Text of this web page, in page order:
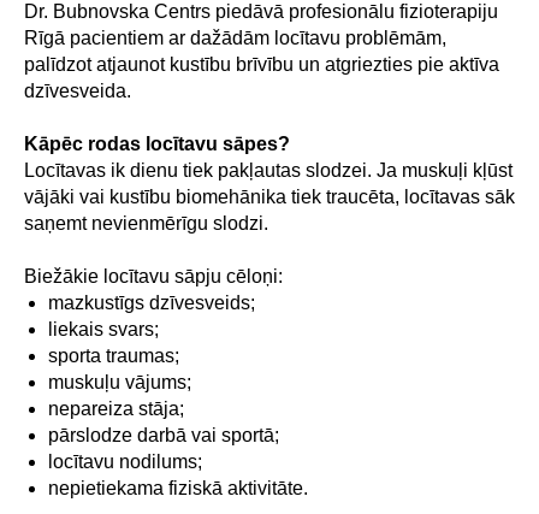
Dr. Bubnovska Centrs piedāvā profesionālu fizioterapiju
Rīgā pacientiem ar dažādām locītavu problēmām,
palīdzot atjaunot kustību brīvību un atgriezties pie aktīva
dzīvesveida.
Kāpēc rodas locītavu sāpes?
Locītavas ik dienu tiek pakļautas slodzei. Ja muskuļi kļūst
vājāki vai kustību biomehānika tiek traucēta, locītavas sāk
saņemt nevienmērīgu slodzi.
Biežākie locītavu sāpju cēloņi:
mazkustīgs dzīvesveids;
liekais svars;
sporta traumas;
muskuļu vājums;
nepareiza stāja;
pārslodze darbā vai sportā;
locītavu nodilums;
nepietiekama fiziskā aktivitāte.